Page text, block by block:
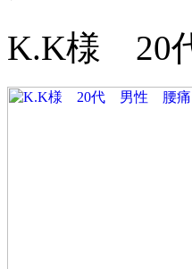
K.K様 20